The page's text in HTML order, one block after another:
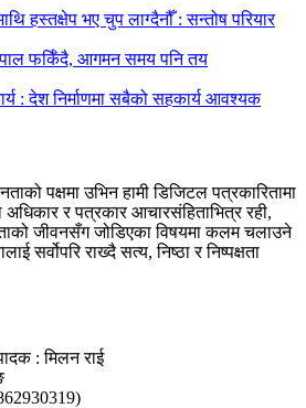
हस्तक्षेप भए चुप लाग्दैनौँ : सन्तोष परियार
फर्किँदै, आगमन समय पनि तय
: देश निर्माणमा सबैको सहकार्य आवश्यक
पक्षमा उभिन हामी डिजिटल पत्रकारितामा
र पत्रकार आचारसंहिताभित्र रही,
जीवनसँग जोडिएका विषयमा कलम चलाउने
सर्वोपरि राख्दै सत्य, निष्ठा र निष्पक्षता
: मिलन राई